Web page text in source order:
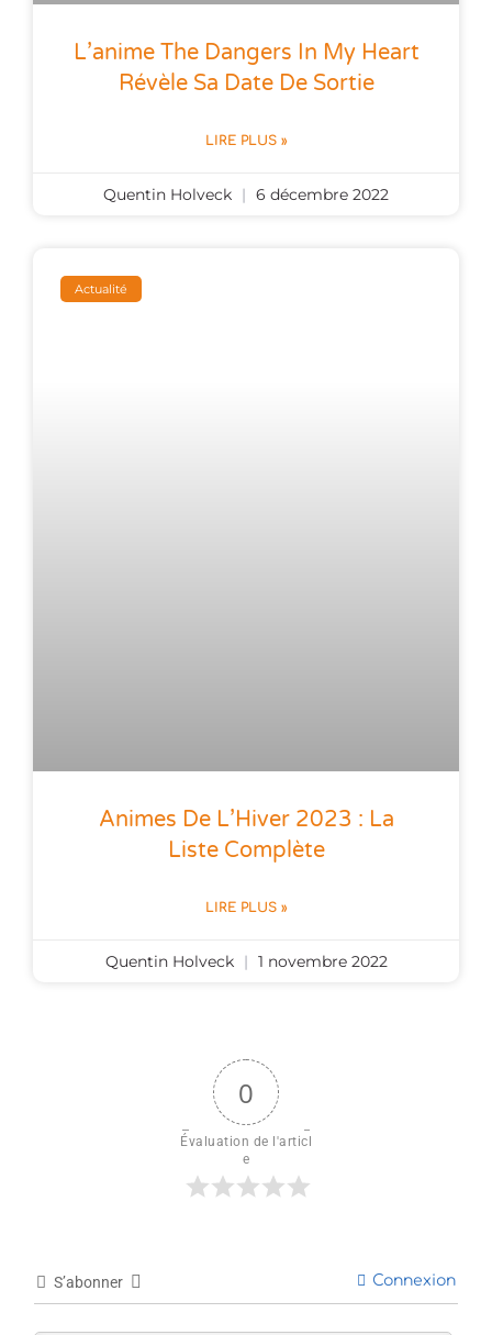
L’anime The Dangers In My Heart
Révèle Sa Date De Sortie
LIRE PLUS »
Quentin Holveck 6 décembre 2022
Actualité
Animes De L’Hiver 2023 : La
Liste Complète
LIRE PLUS »
Quentin Holveck 1 novembre 2022
0
Évaluation de l'articl
e
S’abonner Connexion